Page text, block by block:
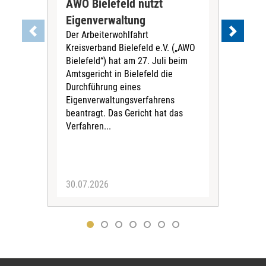
AWO Bielefeld nutzt
Eigenverwaltung
Der Arbeiterwohlfahrt
Kreisverband Bielefeld e.V. („AWO
Bielefeld“) hat am 27. Juli beim
Amtsgericht in Bielefeld die
Durchführung eines
Eigenverwaltungsverfahrens
beantragt. Das Gericht hat das
Verfahren...
30.07.2026